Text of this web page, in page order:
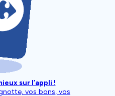
sur l’appli !
vos bons, vos